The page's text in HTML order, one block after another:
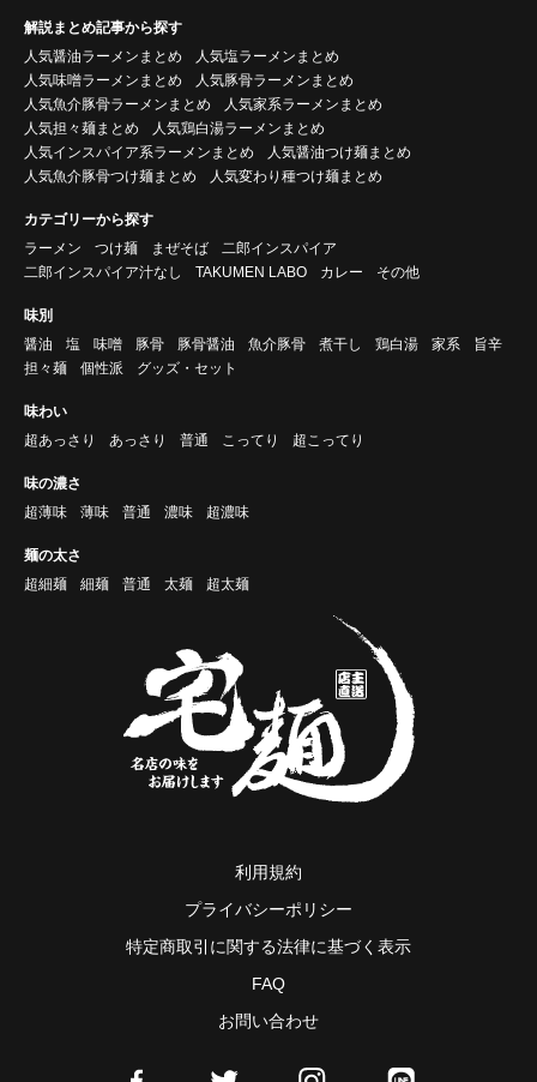
解説まとめ記事から探す
人気醤油ラーメンまとめ
人気塩ラーメンまとめ
人気味噌ラーメンまとめ
人気豚骨ラーメンまとめ
人気魚介豚骨ラーメンまとめ
人気家系ラーメンまとめ
人気担々麺まとめ
人気鶏白湯ラーメンまとめ
人気インスパイア系ラーメンまとめ
人気醤油つけ麺まとめ
人気魚介豚骨つけ麺まとめ
人気変わり種つけ麺まとめ
カテゴリーから探す
ラーメン
つけ麺 まぜそば
二郎インスパイア
二郎インスパイア汁なし
TAKUMEN LABO カレー その他
味別
醤油
塩 味噌 豚骨 豚骨醤油 魚介豚骨 煮干し 鶏白湯 家系
旨辛
担々麺
個性派 グッズ・セット
味わい
超あっさり
あっさり 普通 こってり 超こってり
味の濃さ
超薄味
薄味 普通 濃味 超濃味
麺の太さ
超細麺
細麺 普通 太麺 超太麺
利用規約
プライバシーポリシー
特定商取引に関する法律に基づく表示
FAQ
お問い合わせ